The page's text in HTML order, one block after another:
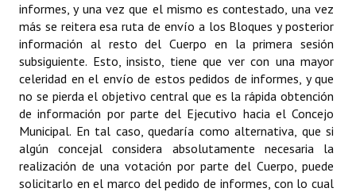
Bariloche, Municipio intercultural
Entrega de distinciones
REFORMA DE LA CARTA ORGÁNICA
informes, y una vez que el mismo es contestado, una vez
más se reitera esa ruta de envío a los Bloques y posterior
información al resto del Cuerpo en la primera sesión
subsiguiente. Esto, insisto, tiene que ver con una mayor
celeridad en el envío de estos pedidos de informes, y que
no se pierda el objetivo central que es la rápida obtención
de información por parte del Ejecutivo hacia el Concejo
Municipal. En tal caso, quedaría como alternativa, que si
algún concejal considera absolutamente necesaria la
realización de una votación por parte del Cuerpo, puede
solicitarlo en el marco del pedido de informes, con lo cual